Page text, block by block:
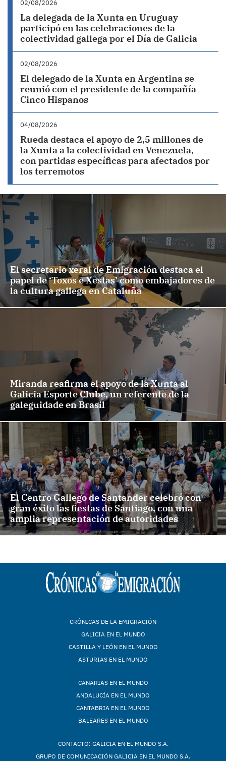
02/08/2026
La delegada de la Xunta en Uruguay
participó en las celebraciones de la
colectividad gallega por el Día de Galicia
02/08/2026
El delegado de la Xunta en Argentina se
reunió con el presidente de la compañía
Cinco Hispanos
04/08/2026
Rueda destaca el apoyo de 2,5 millones de
la Xunta a la colectividad en Venezuela,
con partidas específicas para afectados por
los terremotos
El secretario xeral de Emigración destaca el
papel de ‘Toxos e Xestas’ como embajadores de
la cultura gallega en Cataluña
Miranda reafirma el apoyo de la Xunta al
Galicia Esporte Clube, un referente de la
galeguidade en Brasil
El Centro Gallego de Santander celebró con
gran éxito las fiestas de Santiago, con una
amplia representación de autoridades
CRÓNICAS DE LA EMIGRACIÓN
GALICIA EN EL MUNDO
CASTILLA Y LEÓN EN EL MUNDO
ASTURIAS EN EL MUNDO
CANARIAS EN EL MUNDO
ANDALUCÍA EN EL MUNDO
CANTABRIA EN EL MUNDO
BALEARES EN EL MUNDO
CONTACTO: GALICIA EN EL MUNDO S.A.
GRUPO DE COMUNICACIÓN GALICIA EN EL MUNDO S.A.